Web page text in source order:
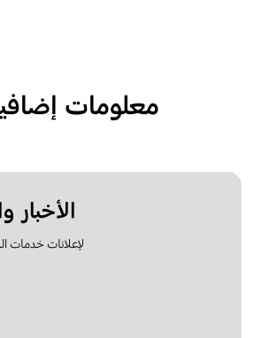
معلومات
الأخبار
لإعلانات خدمات